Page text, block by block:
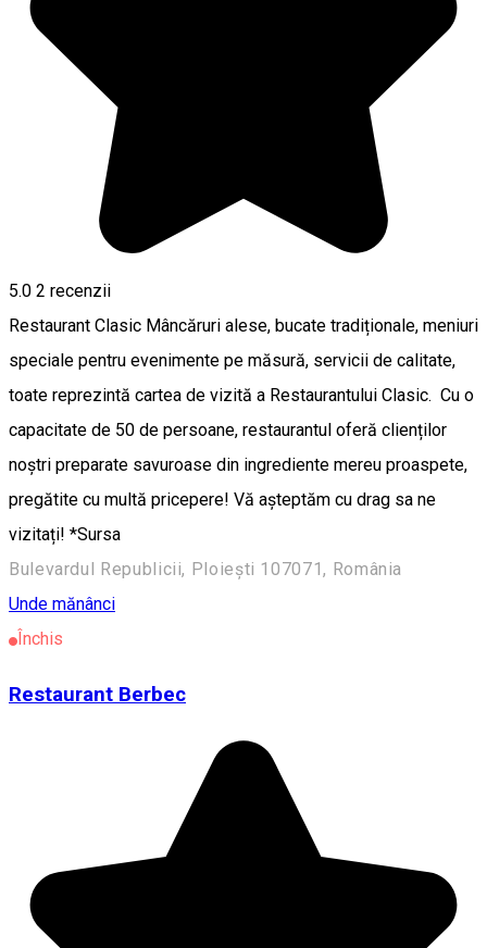
5.0 2 recenzii
Restaurant Clasic Mâncăruri alese, bucate tradiționale, meniuri
speciale pentru evenimente pe măsură, servicii de calitate,
toate reprezintă cartea de vizită a Restaurantului Clasic. Cu o
capacitate de 50 de persoane, restaurantul oferă clienților
noștri preparate savuroase din ingrediente mereu proaspete,
pregătite cu multă pricepere! Vă așteptăm cu drag sa ne
vizitați! *Sursa
Bulevardul Republicii, Ploiești 107071, România
Unde mănânci
Închis
Restaurant Berbec